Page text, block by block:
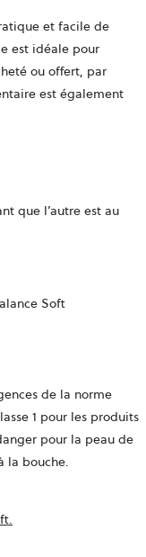
et facile de
est idéale pour
ou offert, par
est également
que l’autre est au
Soft
de la norme
1 pour les produits
pour la peau de
la bouche.